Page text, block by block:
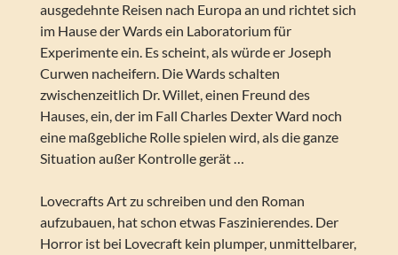
ausgedehnte Reisen nach Europa an und richtet sich
im Hause der Wards ein Laboratorium für
Experimente ein. Es scheint, als würde er Joseph
Curwen nacheifern. Die Wards schalten
zwischenzeitlich Dr. Willet, einen Freund des
Hauses, ein, der im Fall Charles Dexter Ward noch
eine maßgebliche Rolle spielen wird, als die ganze
Situation außer Kontrolle gerät …
Lovecrafts Art zu schreiben und den Roman
aufzubauen, hat schon etwas Faszinierendes. Der
Horror ist bei Lovecraft kein plumper, unmittelbarer,